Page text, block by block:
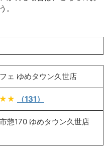
。
ェ ゆめタウン久世店
（131）
惣170 ゆめタウン久世店